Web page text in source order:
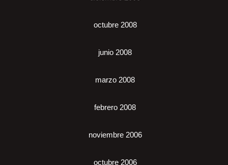
octubre 2008
junio 2008
marzo 2008
febrero 2008
noviembre 2006
octubre 2006